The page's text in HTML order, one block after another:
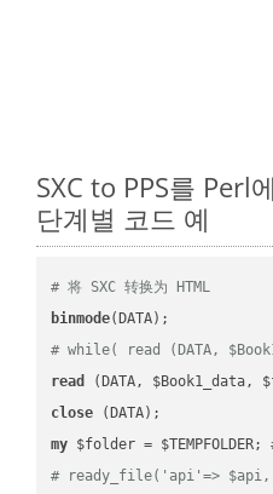
SXC to PPS를 Perl
단계별 코드 예
# 将 SXC 转换为 HTML
binmode
# while( read (DATA,
read
close
my $folder = $TEMPFOLDER;
# ready_file('api'=>